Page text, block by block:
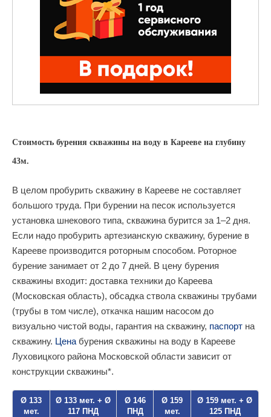
Стоимость бурения скважины на воду в Карееве на глубину
43м.
В целом пробурить скважину в Карееве не составляет
большого труда. При бурении на песок используется
установка шнекового типа, скважина бурится за 1–2 дня.
Если надо пробурить артезианскую скважину, бурение в
Карееве производится роторным способом. Роторное
бурение занимает от 2 до 7 дней. В цену бурения
скважины входит: доставка техники до Кареева
(Московская область), обсадка ствола скважины трубами
(трубы в том числе), откачка нашим насосом до
визуально чистой воды, гарантия на скважину, паспорт на
скважину. Цена бурения скважины на воду в Карееве
Луховицкого района Московской области зависит от
конструкции скважины*.
Ø 133
мет.
Ø 133 мет. + Ø
117 ПНД
Ø 146
ПНД
Ø 159
мет.
Ø 159 мет. + Ø
125 ПНД